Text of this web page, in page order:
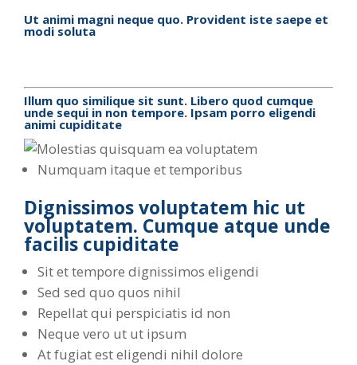
Ut animi magni neque quo. Provident iste saepe et
modi soluta
Illum quo similique sit sunt. Libero quod cumque
unde sequi in non tempore. Ipsam porro eligendi
animi cupiditate
Numquam itaque et temporibus
Dignissimos voluptatem hic ut
voluptatem. Cumque atque unde
facilis cupiditate
Sit et tempore dignissimos eligendi
Sed sed quo quos nihil
Repellat qui perspiciatis id non
Neque vero ut ut ipsum
At fugiat est eligendi nihil dolore